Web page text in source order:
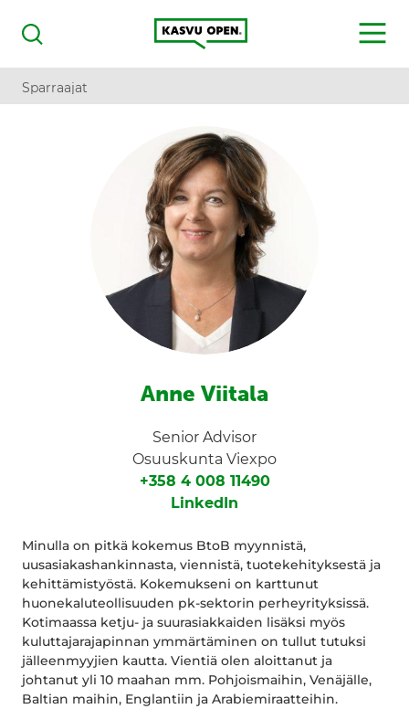
Haku
Kasvu Open
MENU
Sparraajat
Anne Viitala
Senior Advisor
Osuuskunta Viexpo
+358 4 008 11490
LinkedIn
Minulla on pitkä kokemus BtoB myynnistä,
uusasiakashankinnasta, viennistä, tuotekehityksestä ja
kehittämistyöstä. Kokemukseni on karttunut
huonekaluteollisuuden pk-sektorin perheyrityksissä.
Kotimaassa ketju- ja suurasiakkaiden lisäksi myös
kuluttajarajapinnan ymmärtäminen on tullut tutuksi
jälleenmyyjien kautta. Vientiä olen aloittanut ja
johtanut yli 10 maahan mm. Pohjoismaihin, Venäjälle,
Baltian maihin, Englantiin ja Arabiemiraatteihin.